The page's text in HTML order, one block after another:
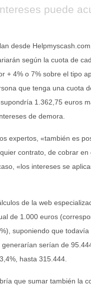
puede
desde
según la cuota de
+ 4% o 7% sobre el tipo
que tenga una cuota
1.362,75 euros
de demora.
expertos, «también es
contrato, de cobrar
«los intereses se
de la web
de 1.000 euros
suponiendo que
generarían serían de
hasta 315.444.
que sumar también la